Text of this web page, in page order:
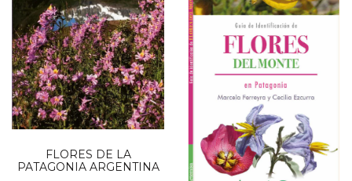
FLORES DE LA
PATAGONIA ARGENTINA